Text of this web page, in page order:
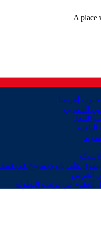
A place
المغربي
الليغا.
على بايرن ميونخ في قمة
العرش
التقدم في ترتيب البطولة